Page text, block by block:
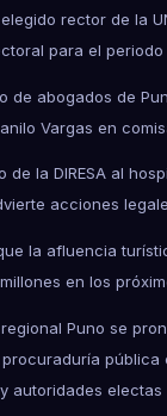
rector de la
para el periodo
de abogados de
Vargas en
la DIRESA al
acciones
la afluencia
en los
regional Puno se
pública
autoridades electas